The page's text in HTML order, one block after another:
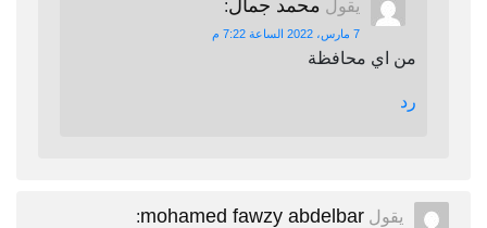
يقول محمد جمال:
7 مارس، 2022 الساعة 7:22 م
من اي محافظة
رد
يقول mohamed fawzy abdelbar
: